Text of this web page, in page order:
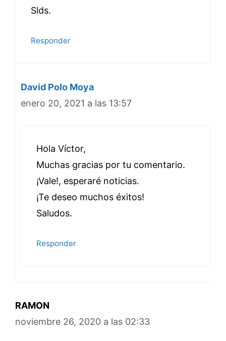
Slds.
Responder
David Polo Moya
enero 20, 2021 a las 13:57
Hola Víctor,
Muchas gracias por tu comentario.
¡Vale!, esperaré noticias.
¡Te deseo muchos éxitos!
Saludos.
Responder
RAMON
noviembre 26, 2020 a las 02:33